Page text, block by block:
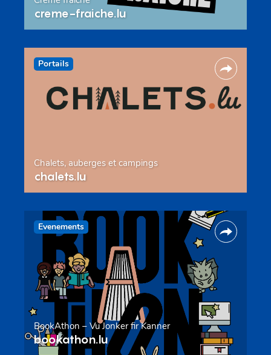
creme-fraiche.lu
Portails
Chalets, auberges et campings
chalets.lu
Evenements
BookAthon – Vu Jonker fir Kanner
bookathon.lu